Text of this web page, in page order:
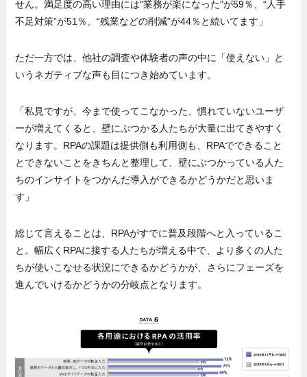
せん。満足度の高い理由には“業務が楽になった”が59％、“人手
不足対策”が51％、“残業などの削減”が44％と続いてます」
ただ一方では、他社の調査や体験者の声の中に「使えない」と
いうネガティブな声も目につき始めています。
「私見ですが、今まで使ってこなかった、慣れていないユーザ
ーが増えてくると、壁にぶつかる人たちが大量に出てきやすく
なります。RPAの課題は提供側も利用側も、RPAでできること
とできないことをきちんと整理して、壁にぶつかっている人た
ちのインサイトをつかんだ導入ができるかどうかだと思いま
す」
総じて言えることは、RPAがすでに普及段階へと入っているこ
と。幅広くRPAに接する人たちが増える中で、より多くの人た
ちが使いこなせる状況にできるかどうかが、さらにフェーズを
進んでいけるかどうかの分岐点となります。